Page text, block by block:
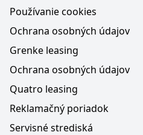
Používanie cookies
Ochrana osobných údajov
Grenke leasing
Ochrana osobných údajov
Quatro leasing
Reklamačný poriadok
Servisné strediská